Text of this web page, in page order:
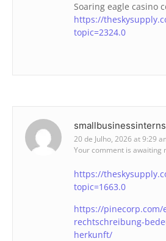
Soaring eagle casino
https://
topic=2324.0
20 de Julho, 2026 at 9:29
Your comment is awaiting
https://
topic=1663.0
https://
rechtschreibung-
herkunft/